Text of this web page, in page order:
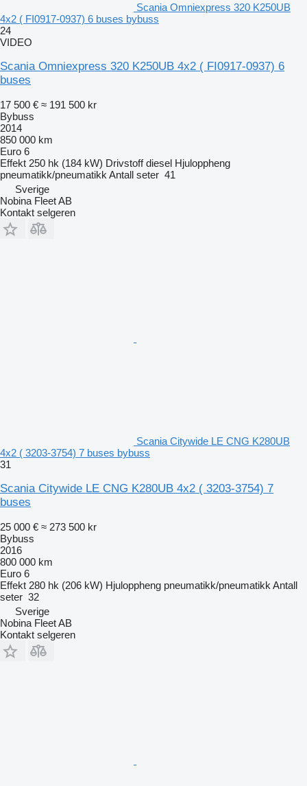
Scania Omniexpress 320 K250UB
4x2 ( FI0917-0937) 6 buses bybuss
24
VIDEO
Scania Omniexpress 320 K250UB 4x2 ( FI0917-0937) 6
buses
17 500 € ≈ 191 500 kr
Bybuss
2014
850 000 km
Euro 6
Effekt 250 hk (184 kW) Drivstoff diesel Hjuloppheng
pneumatikk/pneumatikk Antall seter 41
Sverige
Nobina Fleet AB
Kontakt selgeren
Scania Citywide LE CNG K280UB
4x2 ( 3203-3754) 7 buses bybuss
31
Scania Citywide LE CNG K280UB 4x2 ( 3203-3754) 7
buses
25 000 € ≈ 273 500 kr
Bybuss
2016
800 000 km
Euro 6
Effekt 280 hk (206 kW) Hjuloppheng pneumatikk/pneumatikk Antall
seter 32
Sverige
Nobina Fleet AB
Kontakt selgeren